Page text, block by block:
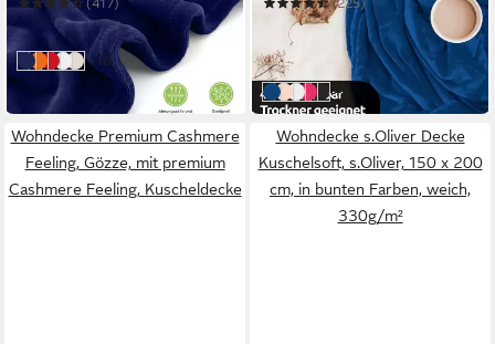
(417)
ab 24,99 €
in 2-3 Werktagen bei dir
BlauOrange
RotWeiß
Creme
weitere Farben:
+16
(225)
ab 12,50 € UVP 16,50 €
-24%
in 2-3 Werktagen bei dir
dunkelblau
beigeweiß
pinkschwarz
weitere Farben:
+4
Wohndecke Premium Cashmere
Feeling, Gözze, mit premium
Cashmere Feeling, Kuscheldecke
Wohndecke s.Oliver Decke
Kuschelsoft, s.Oliver, 150 x 200
cm, in bunten Farben, weich,
330g/m²